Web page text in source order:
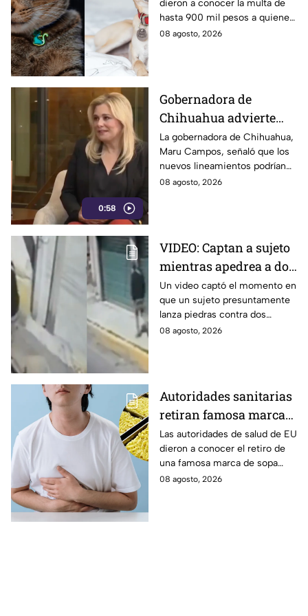
REGISTREN a su
mascota
dieron a conocer la multa de
hasta 900 mil pesos a quienes
no registren a su mascota
08 agosto, 2026
0:58
Gobernadora de
Chihuahua advierte
riesgos para la libertad
de expresión por
nuevos lineamientos
del gobierno federal
La gobernadora de Chihuahua,
Maru Campos, señaló que los
nuevos lineamientos podrían
representar un riesgo para la
08 agosto, 2026
VIDEO: Captan a sujeto
mientras apedrea a dos
jóvenes en plena calle
en Calpulalpan,
Tlaxcala
Un video captó el momento en
que un sujeto presuntamente
lanza piedras contra dos
jóvenes en el periférico de
08 agosto, 2026
Autoridades sanitarias
retiran famosa marca
de sopa INSTANTÁNEA
por peligroso
ingrediente
Las autoridades de salud de EU
dieron a conocer el retiro de
una famosa marca de sopa
instantánea japonesa por
08 agosto, 2026